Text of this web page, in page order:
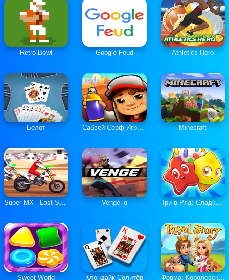
Retro Bowl Google Feud Athletics Hero
Белот Сабвей Серф Играть Онлайн Minecraft
Super MX - Last Season Venge.io Три в Ряд: Сладкие Загадки
Sweet World Клондайк Солитёр Ферма: Королевская История